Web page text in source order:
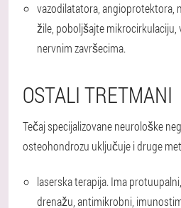
vazodilatatora, angioprotektora,
žile, poboljšajte
nervnim završecima.
OSTALI TRETMANI
Tečaj specijalizovane neurološke
osteohondrozu uključuje i druge
laserska terapija. Ima
drenažu, antimikrobni,